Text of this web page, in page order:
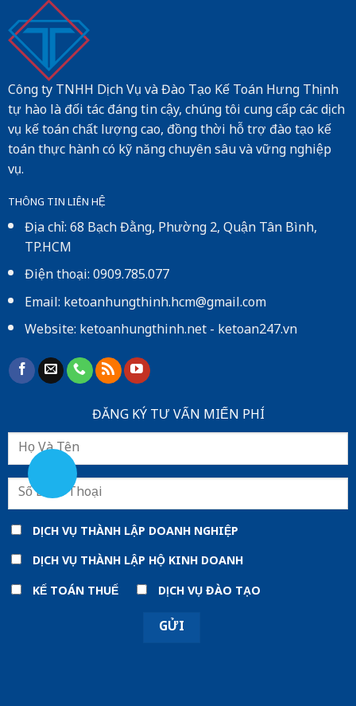
Công ty TNHH Dịch Vụ và Đào Tạo Kế Toán Hưng Thịnh
tự hào là đối tác đáng tin cậy, chúng tôi cung cấp các dịch
vụ kế toán chất lượng cao, đồng thời hỗ trợ đào tạo kế
toán thực hành có kỹ năng chuyên sâu và vững nghiệp
vụ.
THÔNG TIN LIÊN HỆ
Địa chỉ: 68 Bạch Đằng, Phường 2, Quận Tân Bình,
TP.HCM
Điện thoại: 0909.785.077
Email: ketoanhungthinh.hcm@gmail.com
Website:ketoanhungthinh.net-ketoan247.vn
ĐĂNG KÝ TƯ VẤN MIẾN PHÍ
DỊCH VỤ THÀNH LẬP DOANH NGHIỆP
DỊCH VỤ THÀNH LẬP HỘ KINH DOANH
KẾ TOÁN THUẾ
DỊCH VỤ ĐÀO TẠO